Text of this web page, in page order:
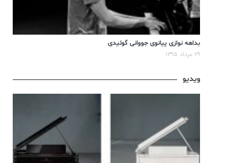
بداهه نوازی پیانوی جووانی گوئیدی
۲۹ مرداد ۱۳۹۵
ویدیو